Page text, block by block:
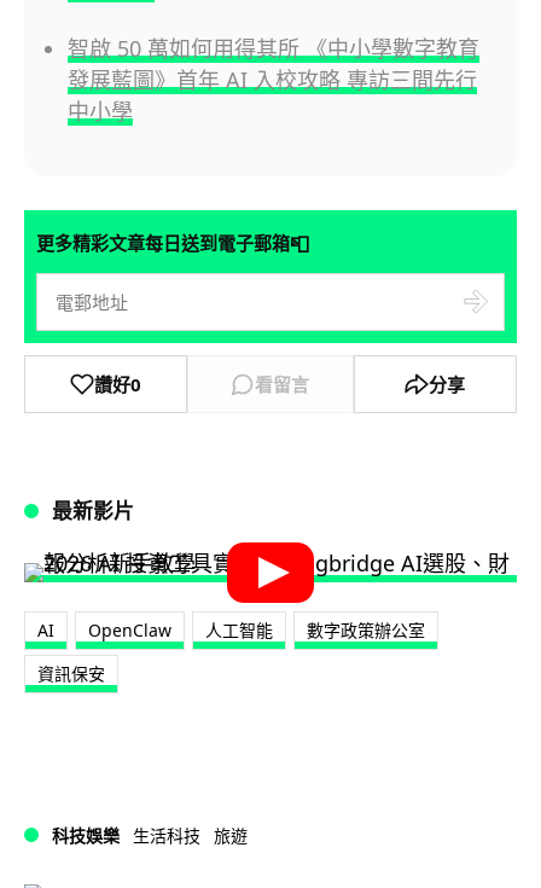
智啟 50 萬如何用得其所 《中小學數字教育
發展藍圖》首年 AI 入校攻略 專訪三間先行
中小學
更多精彩文章每日送到電子郵箱📮
讚好0 看留言 分享
最新影片
AI OpenClaw 人工智能
數字政策辦公室
資訊保安
科技娛樂 生活科技 旅遊